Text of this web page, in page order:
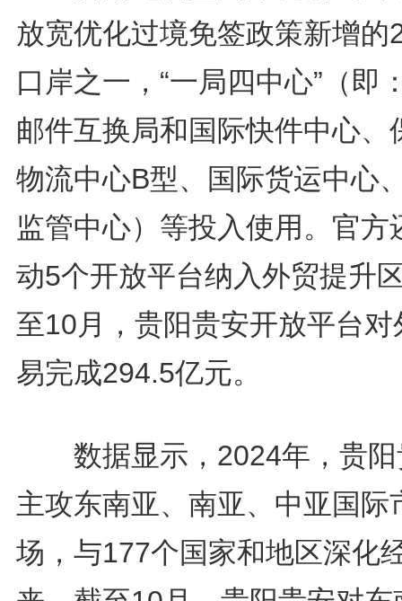
放宽优化过境免签政策新增的
口岸之一，“一局四中心”（即
邮件互换局和国际快件中心、
物流中心B型、国际货运中心
监管中心）等投入使用。官方
动5个开放平台纳入外贸提升
至10月，贵阳贵安开放平台对
易完成294.5亿元。
数据显示，2024年，贵阳
主攻东南亚、南亚、中亚国际
场，与177个国家和地区深化